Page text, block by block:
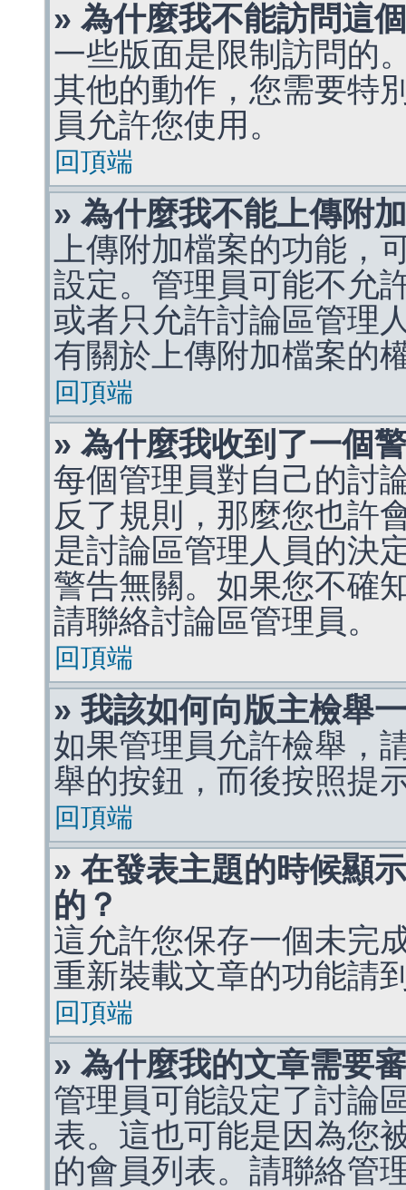
» 為什麼我不能訪問這
一些版面是限制訪問的
其他的動作，您需要特
員允許您使用。
回頂端
» 為什麼我不能上傳附
上傳附加檔案的功能，
設定。管理員可能不允
或者只允許討論區管理
有關於上傳附加檔案的
回頂端
» 為什麼我收到了一個
每個管理員對自己的討
反了規則，那麼您也許
是討論區管理人員的決
警告無關。如果您不確
請聯絡討論區管理員。
回頂端
» 我該如何向版主檢舉
如果管理員允許檢舉，
舉的按鈕，而後按照提
回頂端
» 在發表主題的時候顯
的？
這允許您保存一個未完
重新裝載文章的功能請
回頂端
» 為什麼我的文章需要
管理員可能設定了討論
表。這也可能是因為您
的會員列表。請聯絡管